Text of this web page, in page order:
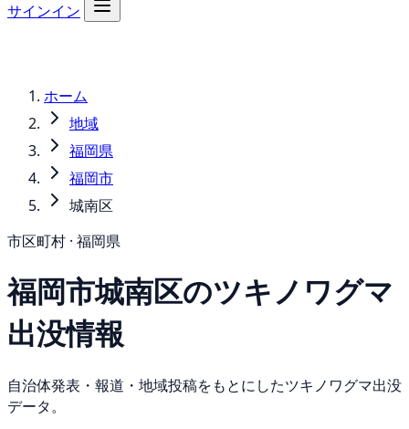
サインイン
ホーム
地域
福岡県
福岡市
城南区
市区町村 · 福岡県
福岡市城南区のツキノワグマ
出没情報
自治体発表・報道・地域投稿をもとにしたツキノワグマ出没
データ。